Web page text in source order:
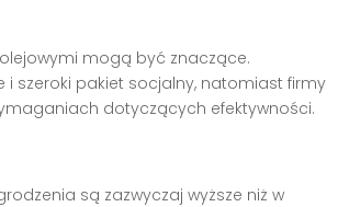
mogą być znaczące.
szeroki pakiet socjalny, natomiast firmy
dotyczących efektywności.
są zazwyczaj wyższe niż w